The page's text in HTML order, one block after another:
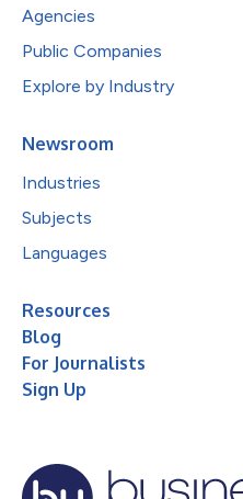
Agencies
Public Companies
Explore by Industry
Newsroom
Industries
Subjects
Languages
Resources
Blog
For Journalists
Sign Up